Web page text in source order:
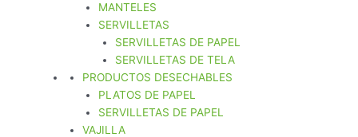
MANTELES
SERVILLETAS
SERVILLETAS DE PAPEL
SERVILLETAS DE TELA
PRODUCTOS DESECHABLES
PLATOS DE PAPEL
SERVILLETAS DE PAPEL
VAJILLA